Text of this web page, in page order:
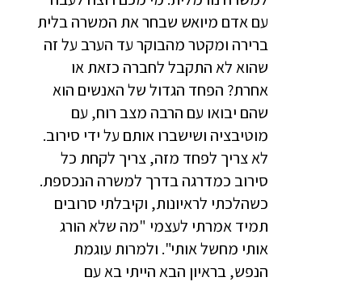
עם אדם מיואש שבחר את המשרה בלית
ברירה ומקטר מהבוקר עד הערב על זה
שהוא לא התקבל לחברה כזאת או
אחרת? הפחד הגדול של האנשים הוא
שהם יבואו עם הרבה מצב רוח, עם
מוטיבציה ושישברו אותם על ידי סירוב.
לא צריך לפחד מזה, צריך לקחת כל
סירוב כמדרגה בדרך למשרה הנכספת.
כשהלכתי לראיונות, וקיבלתי סרובים
תמיד אמרתי לעצמי "מה שלא הורג
אותי מחשל אותי". ולמרות עוגמת
הנפש, בראיון הבא הייתי בא עם